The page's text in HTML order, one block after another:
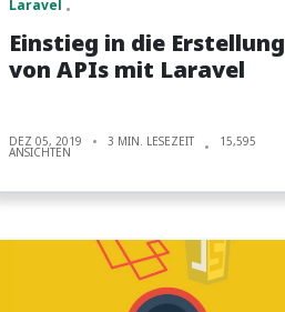
Laravel
Einstieg in die Erstellung
von APIs mit Laravel
DEZ 05, 2019 3 MIN. LESEZEIT 15,595
ANSICHTEN